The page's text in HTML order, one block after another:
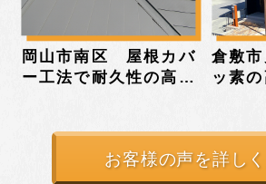
岡山市南区 屋根カバ
ー工法で耐久性の高い
倉敷
ッ素
お客様の声を詳し